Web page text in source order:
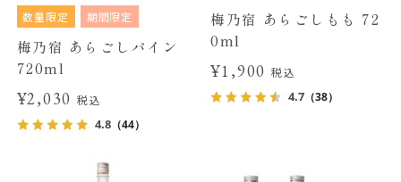
数量限定 期間限定
梅乃宿 あらごしパイン
720ml
¥2,030税込
4.8（44）
梅乃宿 あらごしもも 72
0ml
¥1,900 税込
4.7 （38）